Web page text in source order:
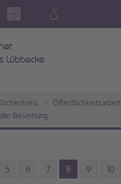
Lübbecke
Öffentlichkeitsarbeit
Besinnung
5 6 7 8 9 10